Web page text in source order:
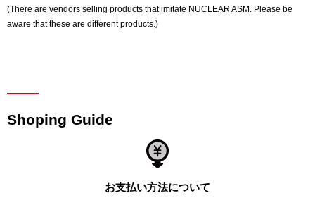
(There are vendors selling products that imitate NUCLEAR ASM. Please be
aware that these are different products.)
Shoping Guide
お支払い方法について